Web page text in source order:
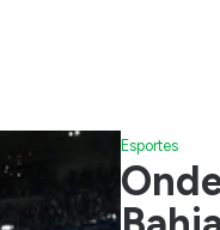
Esportes